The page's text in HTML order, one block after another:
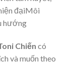
đạiMôi
hướng
Chiến có
và muốn theo